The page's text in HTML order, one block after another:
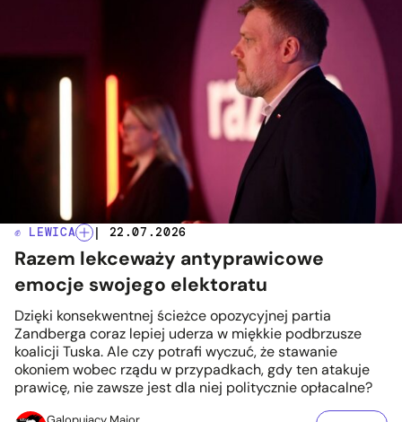
✊ LEWICA | 22.07.2026
Razem lekceważy antyprawicowe
emocje swojego elektoratu
Dzięki konsekwentnej ścieżce opozycyjnej partia
Zandberga coraz lepiej uderza w miękkie podbrzusze
koalicji Tuska. Ale czy potrafi wyczuć, że stawanie
okoniem wobec rządu w przypadkach, gdy ten atakuje
prawicę, nie zawsze jest dla niej politycznie opłacalne?